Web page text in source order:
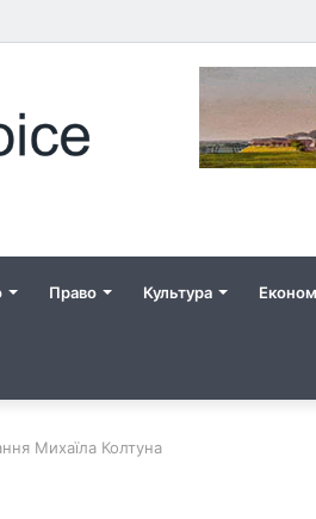
Право Культура
Михаїла Колтуна